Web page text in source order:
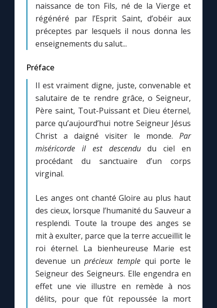
Une neuvaine
À la une
1000 Raisons de Croire
Chapelet pour le monde
Contact
Faire un don
Marie de Nazareth
naissance de ton Fils, né de la Vierge et
régénéré par l’Esprit Saint, d’obéir aux
préceptes par lesquels il nous donna les
enseignements du salut...
Préface
Il est vraiment digne, juste, convenable et
salutaire de te rendre grâce, o Seigneur,
Père saint, Tout-Puissant et Dieu éternel,
parce qu’aujourd’hui notre Seigneur Jésus
Christ a daigné visiter le monde. Par
miséricorde
il est descendudu ciel en
procédant du sanctuaire d’un corps
virginal.
Les anges ont chanté Gloire au plus haut
des cieux, lorsque l’humanité du Sauveur a
resplendi. Toute la troupe des anges se
mit à exulter, parce que la terre accueillit le
roi éternel. La bienheureuse Marie est
devenue unprécieux temple qui porte le
Seigneur des Seigneurs. Elle engendra en
effet une vie illustre en remède à nos
délits, pour que fût repoussée la mort